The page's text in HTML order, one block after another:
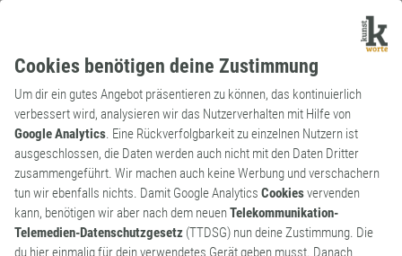
Cookies benötigen deine Zustimmung
Um dir ein gutes Angebot präsentieren zu können, das kontinuierlich
verbessert wird, analysieren wir das Nutzerverhalten mit Hilfe von
Google Analytics. Eine Rückverfolgbarkeit zu einzelnen Nutzern ist
ausgeschlossen, die Daten werden auch nicht mit den Daten Dritter
zusammengeführt. Wir machen auch keine Werbung und verschachern
tun wir ebenfalls nichts. Damit Google Analytics Cookiesvervenden
kann, benötigen wir aber nach dem neuenTelekommunikation-
Telemedien-Datenschutzgesetz (TTDSG) nun deine Zustimmung. Die
du hier einmalig für dein verwendetes Gerät geben musst. Danach
Markenname
Substantiv
UHU
Der Markenname leitet sich von der
Vogelart Uhu ab. Entwickler August Fischer